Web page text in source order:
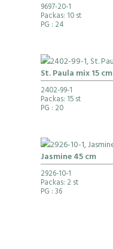
9697-20-1
Packas: 10 st
PG : 24
St. Paula mix 15 cm
2402-99-1
Packas: 15 st
PG : 20
Jasmine 45 cm
2926-10-1
Packas: 2 st
PG : 36